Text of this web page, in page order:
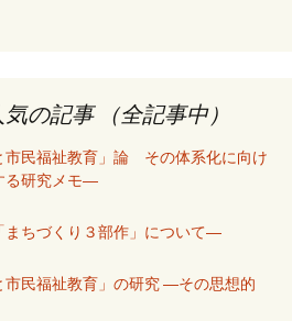
気の記事 （全記事中）
民福祉教育」論 その体系化に向け
る研究メモ―
ちづくり３部作」について―
民福祉教育」の研究 ―その思想的